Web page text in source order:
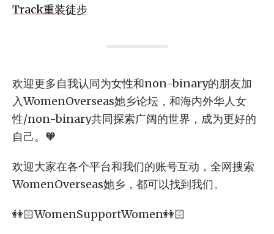
Track重装徒步
欢迎更多自我认同为女性和non-binary的朋友加
入WomenOverseas她乡论坛，和海内外华人女
性/non-binary共同探索广阔的世界，成为更好的
自己。🧡
欢迎大家在各个平台和我们的账号互动，全网搜索
WomenOverseas她乡，都可以找到我们。
👭🏻WomenSupportWomen👭🏻